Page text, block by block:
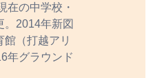
在の中学校・
。2014年新図
館（打越アリ
年グラウンド